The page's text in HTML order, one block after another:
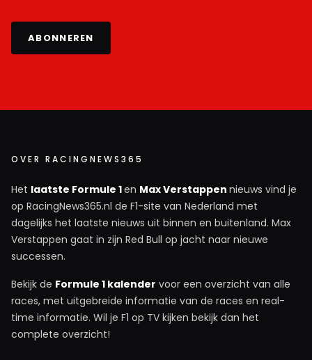
ABONNEREN
OVER RACINGNEWS365
Het laatste Formule 1en Max Verstappen nieuws vind je
op RacingNews365.nl de F1-site van Nederland met
dagelijks het laatste nieuws uit binnen en buitenland. Max
Verstappen gaat in zijn Red Bull op jacht naar nieuwe
successen.
Bekijk de Formule 1 kalender voor een overzicht van alle
races, met uitgebreide informatie van de races en real-
time informatie. Wil je F1 op TV kijken bekijk dan het
complete overzicht!